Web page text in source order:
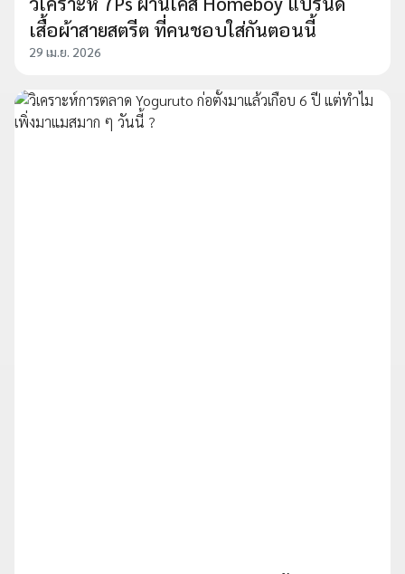
เสื้อผ้าสายสตรีต ที่คนชอบใส่กันตอนนี้
29 เม.ย. 2026